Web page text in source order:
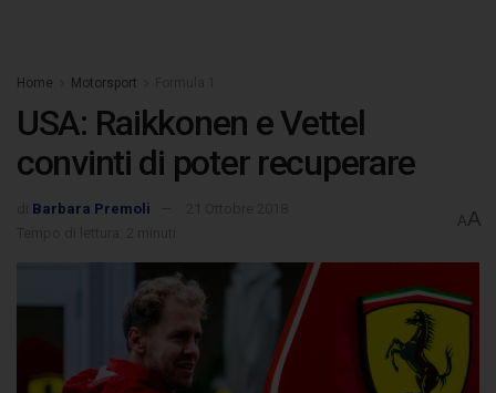
Home Motorsport
USA: Raikkonen e Vettel
convinti di poter recuperare
Barbara Premoli
AA